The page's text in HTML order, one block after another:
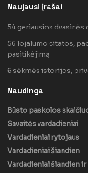
Naujausi įrašai
54 geriausios
56 lojalumo citatos,
pasitikėjimą
6 sėkmės istorijos,
Naudinga
Būsto paskolos
Savaitės vardadieniai
Vardadieniai rytojaus
Vardadieniai šiandien
Vardadieniai šiandien